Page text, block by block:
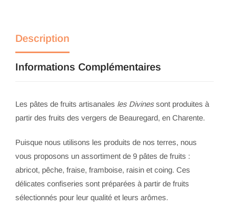
Description
Informations Complémentaires
Les pâtes de fruits artisanales les Divinessont produites à
partir des fruits des vergers de Beauregard, en Charente.
Puisque nous utilisons les produits de nos terres, nous
vous proposons un assortiment de 9 pâtes de fruits :
abricot, pêche, fraise, framboise, raisin et coing. Ces
délicates confiseries sont préparées à partir de fruits
sélectionnés pour leur qualité et leurs arômes.